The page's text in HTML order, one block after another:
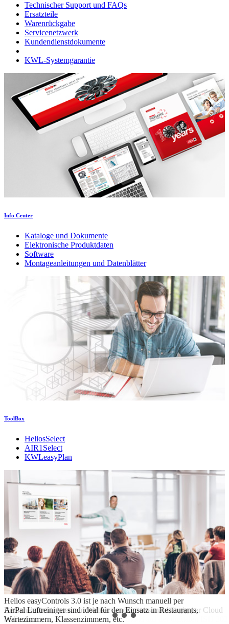
Technischer Support und FAQs
Ersatzteile
Warenrückgabe
Servicenetzwerk
Kundendienstdokumente
KWL-Systemgarantie
Info Center
Kataloge und Dokumente
Elektronische Produktdaten
Software
Montageanleitungen und Datenblätter
ToolBox
HeliosSelect
AIR1Select
KWLeasyPlan
Seminare – vor Ort und Online
Besuchen Sie Helios Ventilatoren am Stand auf der digitalen ISH
Helios CO2-Monitore sind ideal für den Einsatz in Büros,
Wartezimmern, Klassenzimmern, etc.
Helios easyControls 3.0 ist je nach Wunsch manuell per
Bedienelement, internem Webserver oder ortsunabhängig per Cloud
bedienbar.
AirPal Luftreiniger sind ideal für den Einsatz in Restaurants,
Wartezimmern, Klassenzimmern, etc.